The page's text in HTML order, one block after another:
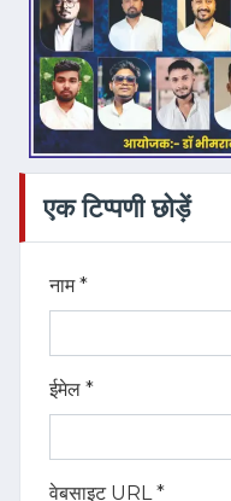
एक टिप्पणी छोड़ें
नाम *
ईमेल *
वेबसाइट URL *